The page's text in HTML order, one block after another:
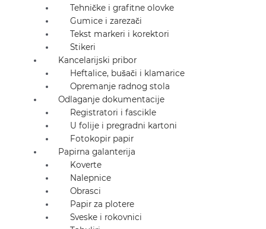
Tehničke i grafitne olovke
Gumice i zarezači
Tekst markeri i korektori
Stikeri
Kancelarijski pribor
Heftalice, bušači i klamarice
Opremanje radnog stola
Odlaganje dokumentacije
Registratori i fascikle
U folije i pregradni kartoni
Fotokopir papir
Papirna galanterija
Koverte
Nalepnice
Obrasci
Papir za plotere
Sveske i rokovnici